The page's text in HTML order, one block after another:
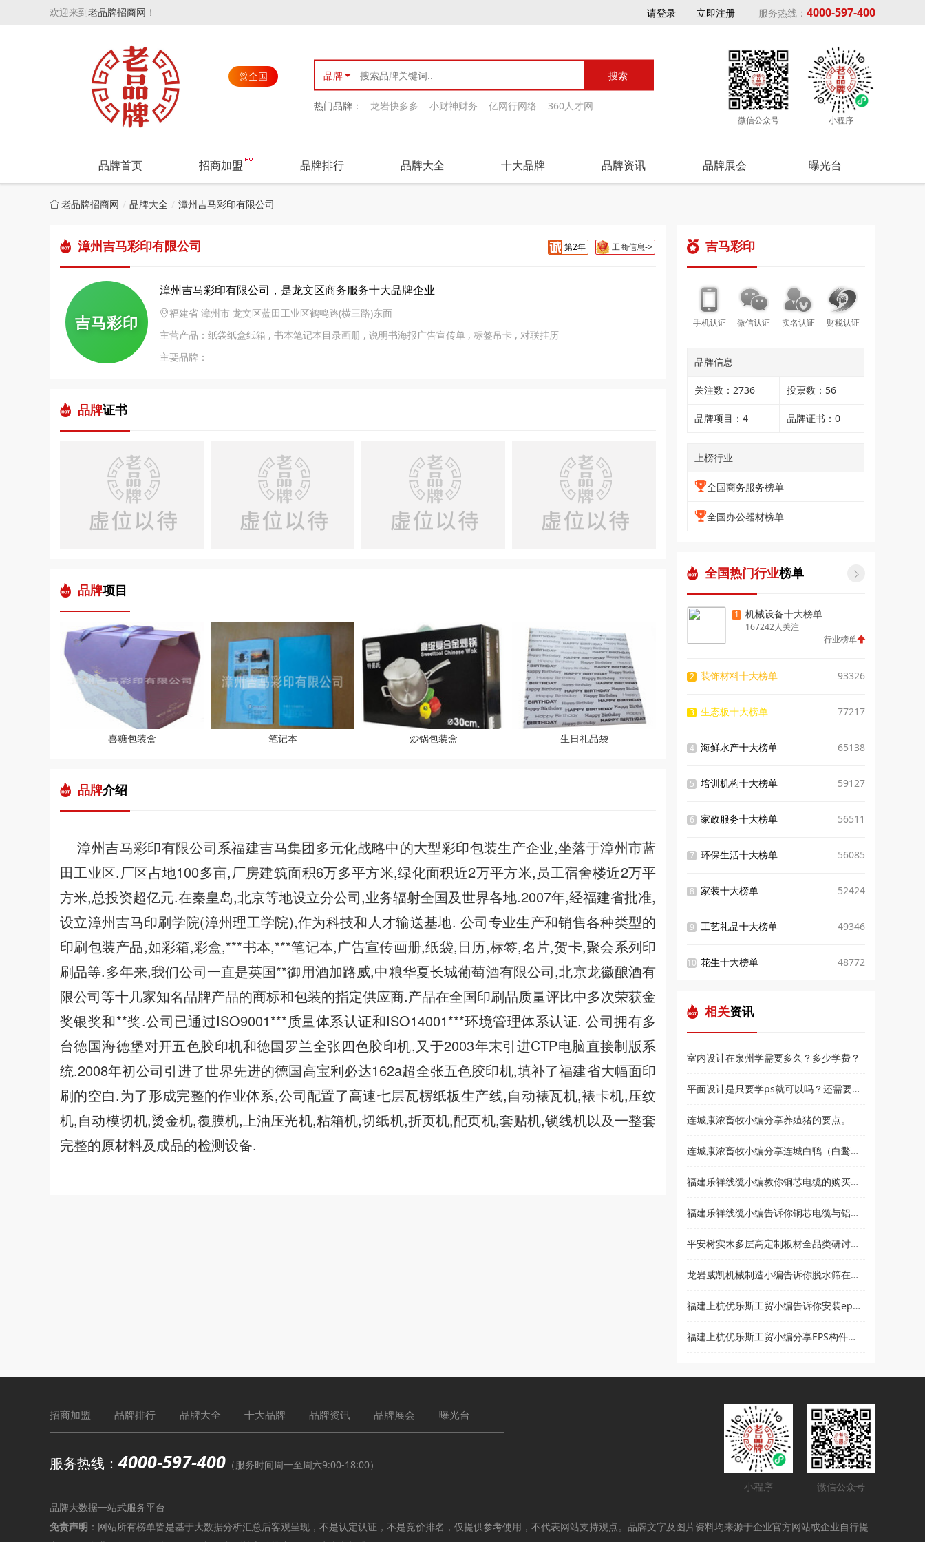
欢迎来到老品牌招商网 ！ 请登录 立即注册 服务热线： 4000-597-400
全国 品牌
热门品牌： 龙岩快多多 小财神财务 亿网行网络 360人才网
微信公众号 小程序
品牌首页 招商加盟 品牌排行 品牌大全 十大品牌 品牌资讯 品牌展会 曝光台
老品牌招商网 品牌大全 漳州吉马彩印有限公司
第2年 工商信息->
漳州吉马彩印有限公司
吉马彩印
漳州吉马彩印有限公司，是龙文区商务服务十大品牌企业
福建省 漳州市 龙文区蓝田工业区鹤鸣路(横三路)东面
主营产品：纸袋纸盒纸箱 , 书本笔记本目录画册 , 说明书海报广告宣传单 , 标签吊卡 , 对联挂历
主要品牌：
品牌证书
品牌项目
喜糖包装盒 笔记本 炒锅包装盒 生日礼品袋
品牌介绍
漳州吉马彩印有限公司系福建吉马集团多元化战略中的大型彩印包装生产企业,坐落于漳州市蓝
田工业区.厂区占地100多亩,厂房建筑面积6万多平方米,绿化面积近2万平方米,员工宿舍楼近2万平
方米,总投资超亿元.在秦皇岛,北京等地设立分公司,业务辐射全国及世界各地.2007年,经福建省批准,
设立漳州吉马印刷学院(漳州理工学院),作为科技和人才输送基地. 公司专业生产和销售各种类型的
印刷包装产品,如彩箱,彩盒,***书本,***笔记本,广告宣传画册,纸袋,日历,标签,名片,贺卡,聚会系列印
刷品等.多年来,我们公司一直是英国**御用酒加路威,中粮华夏长城葡萄酒有限公司,北京龙徽酿酒有
限公司等十几家知名品牌产品的商标和包装的指定供应商.产品在全国印刷品质量评比中多次荣获金
奖银奖和**奖.公司已通过ISO9001***质量体系认证和ISO14001***环境管理体系认证. 公司拥有多
台德国海德堡对开五色胶印机和德国罗兰全张四色胶印机,又于2003年末引进CTP电脑直接制版系
统.2008年初公司引进了世界先进的德国高宝利必达162a超全张五色胶印机,填补了福建省大幅面印
刷的空白.为了形成完整的作业体系,公司配置了高速七层瓦楞纸板生产线,自动裱瓦机,裱卡机,压纹
机,自动模切机,烫金机,覆膜机,上油压光机,粘箱机,切纸机,折页机,配页机,套贴机,锁线机以及一整套
完整的原材料及成品的检测设备.
吉马彩印
手机认证 微信认证 实名认证 财税认证
品牌信息
关注数：2736 投票数：56
品牌项目：4 品牌证书：0
上榜行业
全国商务服务榜单
全国办公器材榜单
全国热门行业榜单 
1 机械设备十大榜单
167242人关注
行业榜单
2 装饰材料十大榜单 93326
3 生态板十大榜单 77217
4 海鲜水产十大榜单 65138
5 培训机构十大榜单 59127
6 家政服务十大榜单 56511
7 环保生活十大榜单 56085
8 家装十大榜单 52424
9 工艺礼品十大榜单 49346
10 花生十大榜单 48772
相关资讯
室内设计在泉州学需要多久？多少学费？
平面设计是只要学ps就可以吗？还需要学什么？和高新教育小编来了解
连城康浓畜牧小编分享养殖猪的要点。
连城康浓畜牧小编分享连城白鸭（白鹜鸭）简介
福建乐祥线缆小编教你铜芯电缆的购买技巧？
福建乐祥线缆小编告诉你铜芯电缆与铝芯电缆各有什么优点
平安树实木多层高定制板材全品类研讨会暨2021***经销商大会即将盛大召开
龙岩威凯机械制造小编告诉你脱水筛在使用时要注意哪些事项
福建上杭优乐斯工贸小编告诉你安装eps线条的注意事项
福建上杭优乐斯工贸小编分享EPS构件的应用领域
招商加盟 品牌排行 品牌大全 十大品牌 品牌资讯 品牌展会 曝光台
服务热线：4000-597-400 （服务时间周一至周六9:00-18:00）
小程序
微信公众号
品牌大数据一站式服务平台
免责声明 ：网站所有榜单皆是基于大数据分析汇总后客观呈现，不是认定认证，不是竞价排名，仅提供参考使用，不代表网站支持观点。品牌文字及图片资料均来源于企业官方网站或企业自行提